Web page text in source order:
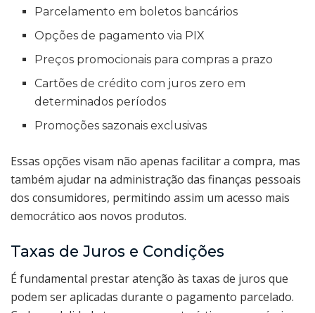
Parcelamento em boletos bancários
Opções de pagamento via PIX
Preços promocionais para compras a prazo
Cartões de crédito com juros zero em
determinados períodos
Promoções sazonais exclusivas
Essas opções visam não apenas facilitar a compra, mas
também ajudar na administração das finanças pessoais
dos consumidores, permitindo assim um acesso mais
democrático aos novos produtos.
Taxas de Juros e Condições
É fundamental prestar atenção às taxas de juros que
podem ser aplicadas durante o pagamento parcelado.